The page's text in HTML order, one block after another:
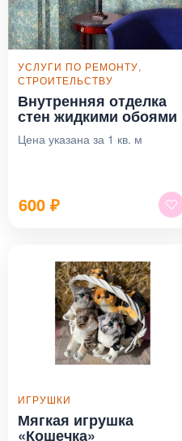
УСЛУГИ ПО РЕМОНТУ,
СТРОИТЕЛЬСТВУ
Внутренняя отделка
стен жидкими обоями
Цена указана за 1 кв. м
600 ₽
ИГРУШКИ
Мягкая игрушка
«Кошечка»